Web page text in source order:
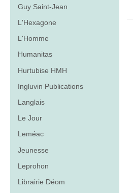
Guy Saint-Jean
L'Hexagone
L'Homme
Humanitas
Hurtubise HMH
Ingluvin Publications
Langlais
Le Jour
Leméac
Jeunesse
Leprohon
Librairie Déom